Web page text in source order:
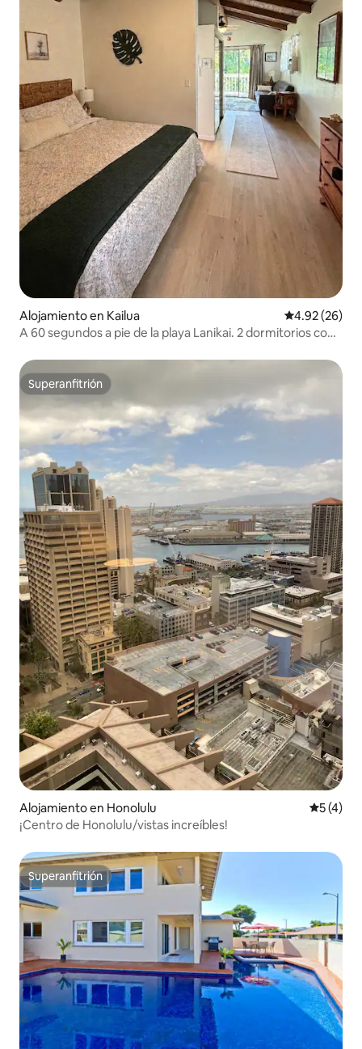
Alojamiento en Kailua Calificación
4.92 (26)
A 60 segundos a pie de la playa Lanikai. 2 dormitorios con
Superanfitrión
Superanfitrión
Alojamiento en Honolulu
5 (4)
¡Centro de Honolulu/vistas increíbles!
Superanfitrión
Superanfitrión